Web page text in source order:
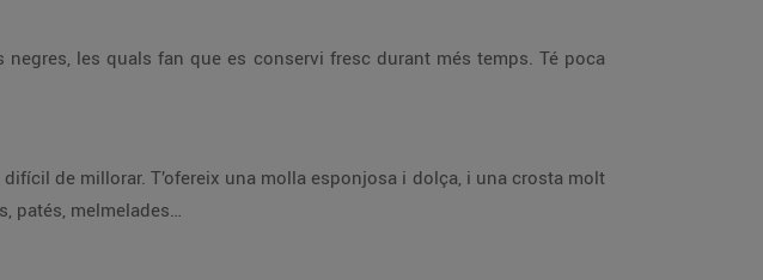
les quals fan que es conservi fresc durant més temps. Té poca
de millorar. T’ofereix una molla esponjosa i dolça, i una crosta molt
patés, melmelades…